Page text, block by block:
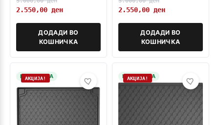
2.550,00 ден
ДОДАДИ ВО
КОШНИЧКА
2.550,00 ден
ДОДАДИ ВО
КОШНИЧКА
НА ЗАЛИХА
АКЦИЈА! НА ЗАЛИХА
АКЦИЈА!